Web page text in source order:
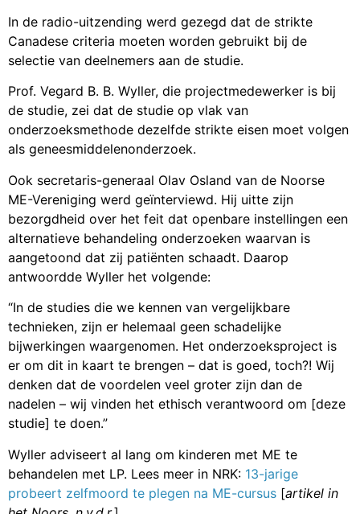
In de radio-uitzending werd gezegd dat de strikte
Canadese criteria moeten worden gebruikt bij de
selectie van deelnemers aan de studie.
Prof. Vegard B. B. Wyller, die projectmedewerker is bij
de studie, zei dat de studie op vlak van
onderzoeksmethode dezelfde strikte eisen moet volgen
als geneesmiddelenonderzoek.
Ook secretaris-generaal Olav Osland van de Noorse
ME-Vereniging werd geïnterviewd. Hij uitte zijn
bezorgdheid over het feit dat openbare instellingen een
alternatieve behandeling onderzoeken waarvan is
aangetoond dat zij patiënten schaadt. Daarop
antwoordde Wyller het volgende:
“In de studies die we kennen van vergelijkbare
technieken, zijn er helemaal geen schadelijke
bijwerkingen waargenomen. Het onderzoeksproject is
er om dit in kaart te brengen – dat is goed, toch?! Wij
denken dat de voordelen veel groter zijn dan de
nadelen – wij vinden het ethisch verantwoord om [deze
studie] te doen.”
Wyller adviseert al lang om kinderen met ME te
behandelen met LP. Lees meer in NRK: 13-jarige
probeert zelfmoord te plegen na ME-cursus [artikel in